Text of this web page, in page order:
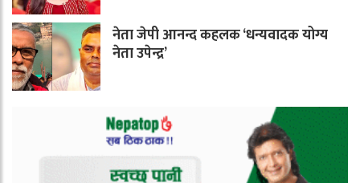
नेता जेपी आनन्द कहलक ‘धन्यवादक योग्य
नेता उपेन्द्र’